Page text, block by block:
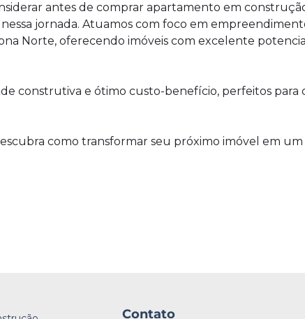
antes de comprar apartamento em
jornada. Atuamos com foco em
Norte, oferecendo imóveis com excelente
construtiva e ótimo custo-benefício, perfeitos
como transformar seu próximo imóvel em
Contato